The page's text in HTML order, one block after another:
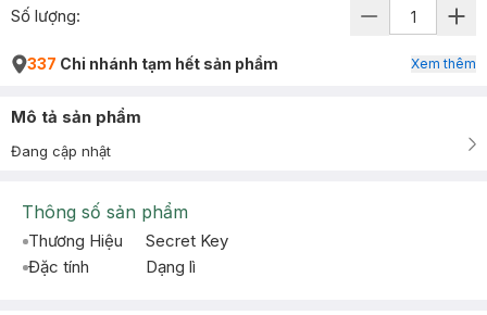
Số lượng:
337 Chi nhánh tạm hết sản phẩm Xem thêm
Mô tả sản phẩm
Đang cập nhật
Thông số sản phẩm
Thương Hiệu
Secret Key
Đặc tính
Dạng lì